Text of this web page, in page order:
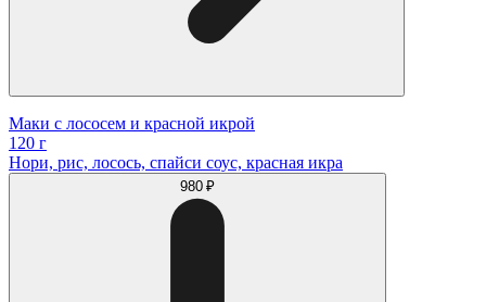
Маки с лососем и красной икрой
120 г
Нори, рис, лосось, спайси соус, красная икра
980 ₽